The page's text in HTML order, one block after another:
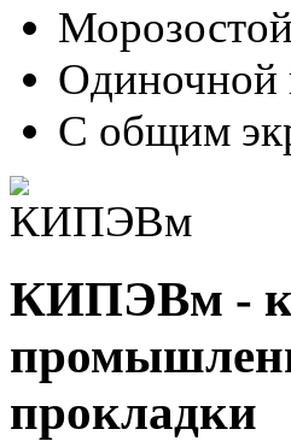
Одиночной
С общим
КИПЭВм -
прокладки